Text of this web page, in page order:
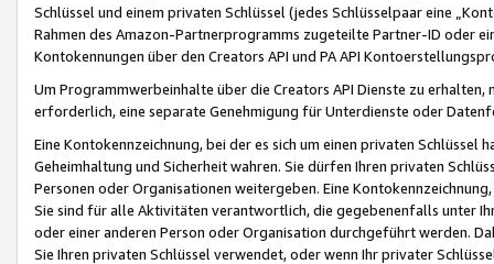
Schlüssel und einem privaten Schlüssel (jedes Schlüsselpaar eine
Rahmen des Amazon-Partnerprogramms zugeteilte Partner-ID oder
Kontokennungen über den Creators API und PA API
Um Programmwerbeinhalte über die Creators API Dienste zu
erforderlich, eine separate Genehmigung für Unterdienste oder
Eine Kontokennzeichnung, bei der es sich um einen privaten
Geheimhaltung und Sicherheit wahren. Sie dürfen Ihren privaten
Personen oder Organisationen weitergeben. Eine
Sie sind für alle Aktivitäten verantwortlich, die gegebenenfalls unter
oder einer anderen Person oder Organisation durchgeführt werden.
Sie Ihren privaten Schlüssel verwendet, oder wenn Ihr privater